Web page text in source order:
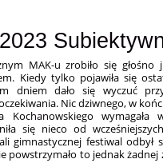
MAK-u zrobiło się
Kiedy tylko pojawiła się
dniem dało się wyczuć
Nic dziwnego, w
Kochanowskiego wymagała
się nieco od
gimnastycznej festiwal
powstrzymało to jednak